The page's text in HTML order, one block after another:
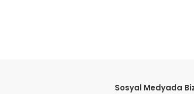
Sosyal Medyada